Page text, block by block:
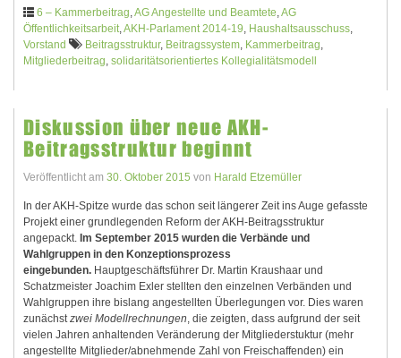
6 – Kammerbeitrag,AG Angestellte und Beamtete,AG
Öffentlichkeitsarbeit,AKH-Parlament 2014-19, Haushaltsausschuss,
Vorstand
Beitragsstruktur, Beitragssystem, Kammerbeitrag,
Mitgliederbeitrag, solidaritätsorientiertes Kollegialitätsmodell
Diskussion über neue AKH-
Beitragsstruktur beginnt
Veröffentlicht am 30. Oktober 2015 von Harald Etzemüller
In der AKH-Spitze wurde das schon seit längerer Zeit ins Auge gefasste
Projekt einer grundlegenden Reform der AKH-Beitragsstruktur
angepackt. Im September 2015 wurden die Verbände und
Wahlgruppen in den Konzeptionsprozess
eingebunden. Hauptgeschäftsführer Dr. Martin Kraushaar und
Schatzmeister Joachim Exler stellten den einzelnen Verbänden und
Wahlgruppen ihre bislang angestellten Überlegungen vor. Dies waren
zunächstzwei Modellrechnungen, die zeigten, dass aufgrund der seit
vielen Jahren anhaltenden Veränderung der Mitgliederstuktur (mehr
angestellte Mitglieder/abnehmende Zahl von Freischaffenden) ein